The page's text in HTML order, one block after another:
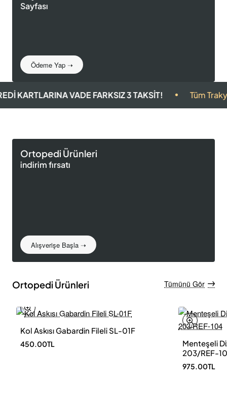
Sayfası
Ödeme Yap ➝
VADE FARKSIZ 3 TAKSİT! Tüm Trakya'ya ücretsiz
Ortopedi Ürünleri
indirim fırsatı
Alışverişe Başla ➝
Ortopedi Ürünleri Tümünü Gör
Kol Askısı Gabardin Fileli SL-01F
450.00TL
Menteşeli
203/REF-
975.00TL